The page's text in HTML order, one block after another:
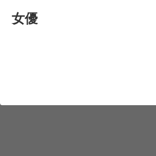
女優